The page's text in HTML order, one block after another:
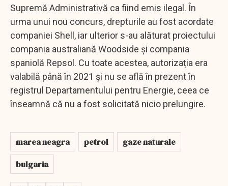
Supremă Administrativă ca fiind emis ilegal. În
urma unui nou concurs, drepturile au fost acordate
companiei Shell, iar ulterior s-au alăturat proiectului
compania australiană Woodside și compania
spaniolă Repsol. Cu toate acestea, autorizația era
valabilă până în 2021 și nu se află în prezent în
registrul Departamentului pentru Energie, ceea ce
înseamnă că nu a fost solicitată nicio prelungire.
marea neagra petrol
gaze naturale
bulgaria